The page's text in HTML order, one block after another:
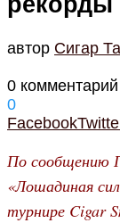
автор Cигар
0 комментарий
0
Facebook
По сообщению
«Лошадиная
турнире Cigar